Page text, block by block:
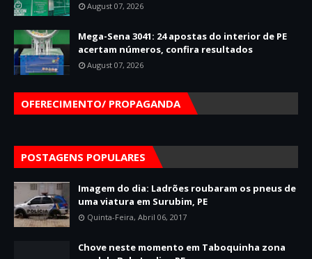
August 07, 2026
Mega-Sena 3041: 24 apostas do interior de PE
acertam números, confira resultados
August 07, 2026
OFERECIMENTO/ PROPAGANDA
POSTAGENS POPULARES
Imagem do dia: Ladrões roubaram os pneus de
uma viatura em Surubim, PE
Quinta-Feira, Abril 06, 2017
Chove neste momento em Taboquinha zona